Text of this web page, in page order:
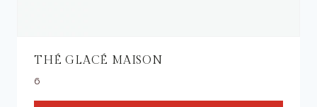
THÉ GLACÉ MAISON
6